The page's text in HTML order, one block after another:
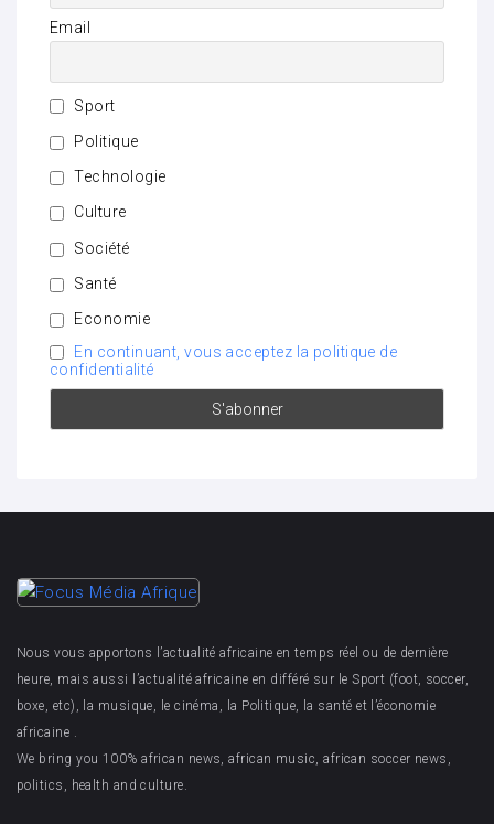
Email
Sport
Politique
Technologie
Culture
Société
Santé
Economie
En continuant, vous acceptez la politique de
confidentialité
Nous vous apportons l’actualité africaine en temps réel ou de dernière
heure, mais aussi l’actualité africaine en différé sur le Sport (foot, soccer,
boxe, etc), la musique, le cinéma, la Politique, la santé et l’économie
africaine .
We bring you 100% african news, african music, african soccer news,
politics, health and culture.